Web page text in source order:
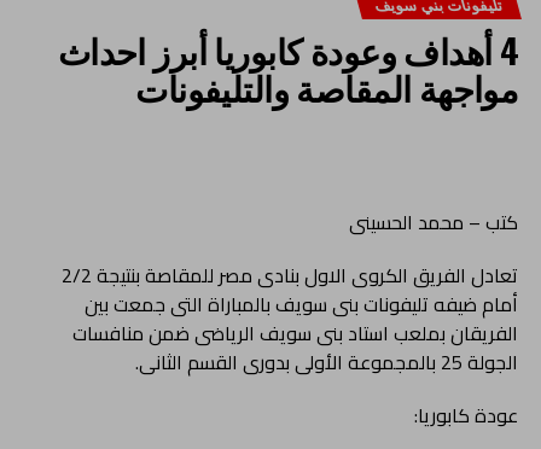
تليفونات بني سويف
4 أهداف وعودة كابوريا أبرز احداث
مواجهة المقاصة والتليفونات
كتب – محمد الحسينى
تعادل الفريق الكروى الاول بنادى مصر للمقاصة بنتيجة 2/2
أمام ضيفه تليفونات بنى سويف بالمباراة التى جمعت بين
الفريقان بملعب استاد بنى سويف الرياضى ضمن منافسات
الجولة 25 بالمجموعة الأولى بدورى القسم الثانى.
عودة كابوريا: